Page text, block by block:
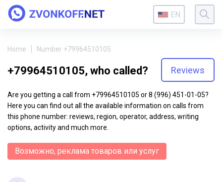
EN
Home Number +79964510105
+79964510105, who called? Reviews
Are you getting a call from +79964510105 or 8 (996) 451-01-05?
Here you can find out all the available information on calls from
this phone number: reviews, region, operator, address, writing
options, activity and much more.
Возможно, реклама товаров или услуг